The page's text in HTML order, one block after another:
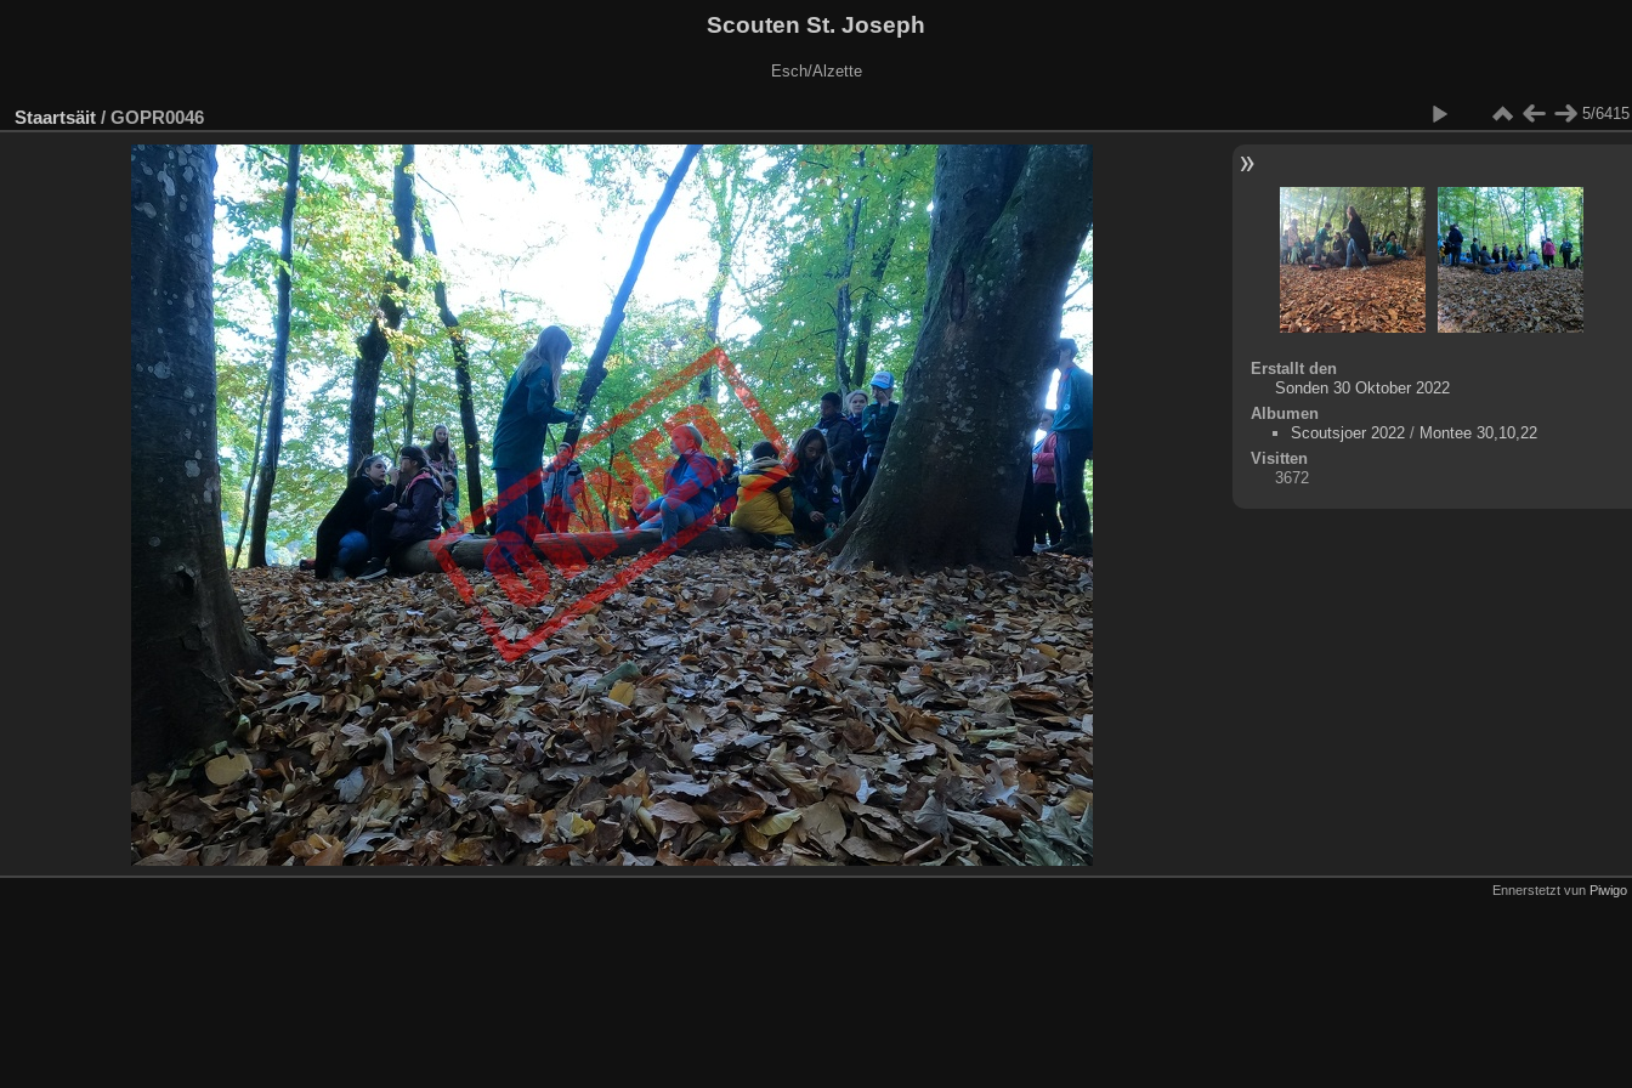
Scouten St. Joseph
Esch/Alzette
Staartsäit / GOPR0046 5/6415
Erstallt den
Sonden 30 Oktober 2022
Albumen
Scoutsjoer 2022/ Montee 30,10,22
Visitten
3672
Ennerstetzt vun Piwigo